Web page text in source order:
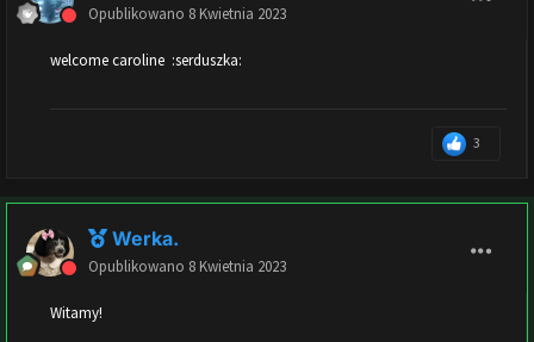
Opublikowano 8 Kwietnia 2023
welcome caroline :serduszka:
3
Werka.
Opublikowano 8 Kwietnia 2023
Witamy!